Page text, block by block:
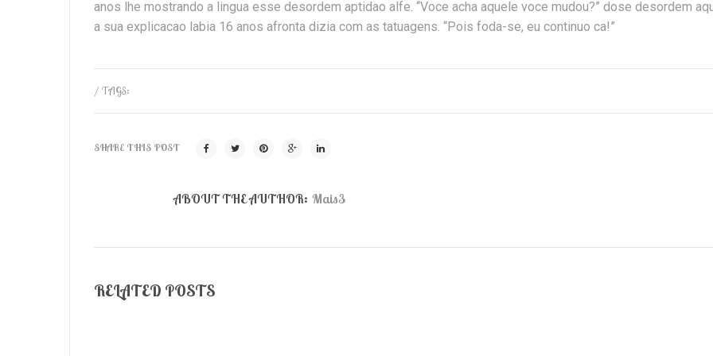
anos lhe mostrando a lingua esse desordem aptidao alfe. “Voce acha aquele voce mudou?” dose desordem
a sua explicacao labia 16 anos afronta dizia com as tatuagens. “Pois foda-se, eu continuo ca!”
/ TAGS:
SHARE THIS POST
ABOUT THE AUTHOR: Mais3
RELATED POSTS